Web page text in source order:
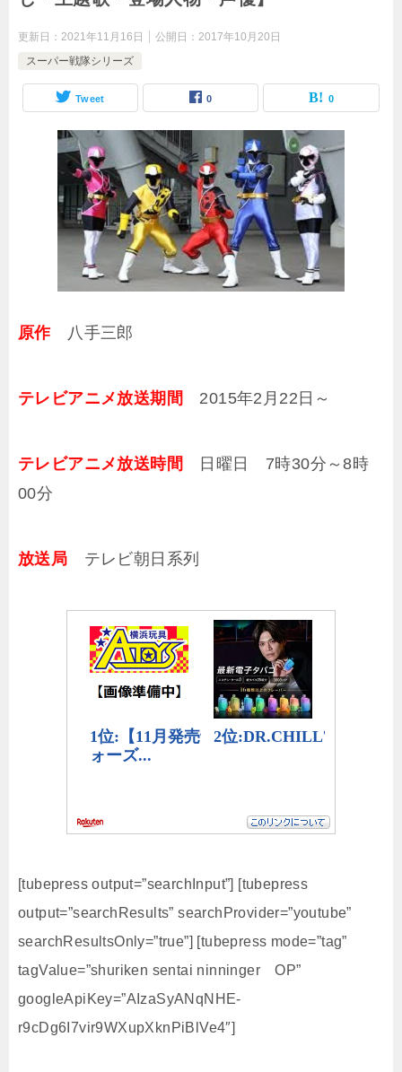
更新日： 2021年11月16日 公開日： 2017年10月20日
スーパー戦隊シリーズ
Tweet 0 0
原作八手三郎
テレビアニメ放送期間 2015年2月22日～
テレビアニメ放送時間 日曜日 7時30分～8時
00分
放送局 テレビ朝日系列
[tubepress output=”searchInput”] [tubepress
output=”searchResults” searchProvider=”youtube”
searchResultsOnly=”true”] [tubepress mode=”tag”
tagValue=”shuriken sentai ninninger OP”
googleApiKey=”AIzaSyANqNHE-
r9cDg6I7vir9WXupXknPiBlVe4″]